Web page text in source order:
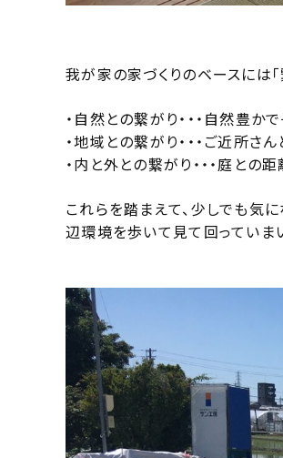
我が家の家づくりのベースには
・自然との繋がり・・・自然豊
・地域との繋がり・・・ご近所
・内と外との繋がり・・・庭と
これらを踏まえて、少しでも気
辺環境を歩いて見て回っていま